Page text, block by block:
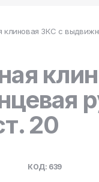
клиновая ЗКС с
20
КОД: 639